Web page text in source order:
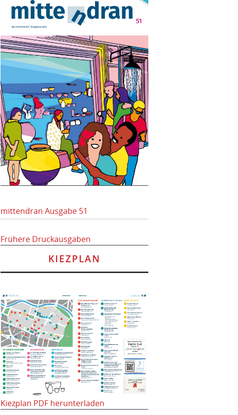
mittendran Ausgabe 51
Frühere Druckausgaben
KIEZPLAN
Kiezplan PDF herunterladen